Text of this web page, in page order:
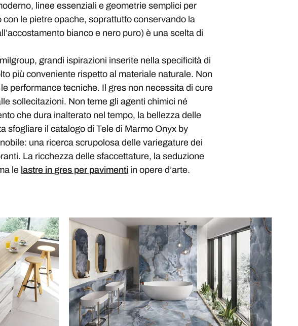
linee essenziali e geometrie semplici per
le pietre opache, soprattutto conservando la
bianco e nero puro) è una scelta di
grandi ispirazioni inserite nella specificità di
più conveniente rispetto al materiale naturale. Non
performance tecniche. Il gres non necessita di cure
sollecitazioni. Non teme gli agenti chimici né
che dura inalterato nel tempo, la bellezza delle
sfogliare il catalogo di Tele di Marmo Onyx by
una ricerca scrupolosa delle variegature dei
La ricchezza delle sfaccettature, la seduzione
le lastre in gres per pavimenti in opere d’arte.